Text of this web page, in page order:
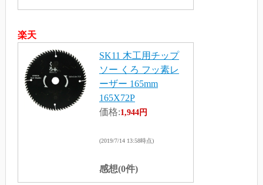
楽天
SK11 木工用チップ
ソー くろ フッ素レ
ーザー 165mm
165X72P
価格:1,944円
(2019/7/14 13:58時点)
感想(0件)